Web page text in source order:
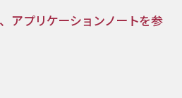
アプリケーションノートを参